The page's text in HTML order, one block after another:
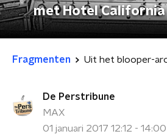
met Hotel California
Fragmenten
De Perstribune
MAX
01 januari 2017 12:12 - 14:00